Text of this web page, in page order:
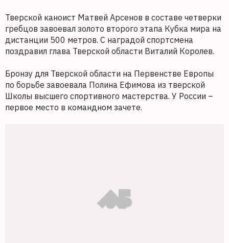
Тверской каноист Матвей Арсенов в составе четверки
гребцов завоевал золото второго этапа Кубка мира на
дистанции 500 метров. С наградой спортсмена
поздравил глава Тверской области Виталий Королев.
Бронзу для Тверской области на Первенстве Европы
по борьбе завоевала Полина Ефимова из тверской
Школы высшего спортивного мастерства. У России –
первое место в командном зачете.